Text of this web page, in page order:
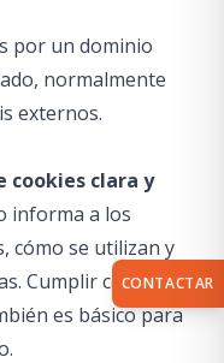
por un dominio
normalmente
externos.
cookies clara y
informa a los
cómo se utilizan y
Cumplir con las
es básico para
CONTACTAR